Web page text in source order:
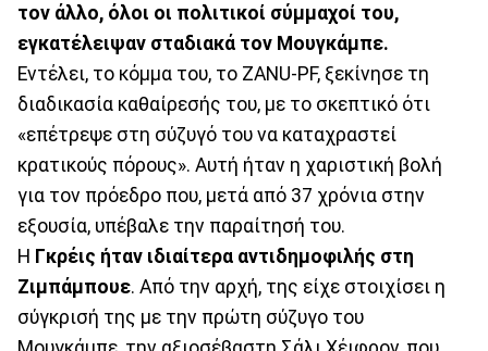
τον άλλο, όλοι οι πολιτικοί σύμμαχοί του,
εγκατέλειψαν σταδιακά τον Μουγκάμπε.
Εντέλει, το κόμμα του, το ZANU-PF, ξεκίνησε τη
διαδικασία καθαίρεσής του, με το σκεπτικό ότι
«επέτρεψε στη σύζυγό του να καταχραστεί
κρατικούς πόρους». Αυτή ήταν η χαριστική βολή
για τον πρόεδρο που, μετά από 37 χρόνια στην
εξουσία, υπέβαλε την παραίτησή του.
Η Γκρέις ήταν ιδιαίτερα αντιδημοφιλής στη
Ζιμπάμπουε. Από την αρχή, της είχε στοιχίσει η
σύγκρισή της με την πρώτη σύζυγο του